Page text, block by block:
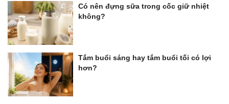
Có nên đựng sữa trong cốc giữ nhiệt
không?
Tắm buổi sáng hay tắm buổi tối có lợi
hơn?